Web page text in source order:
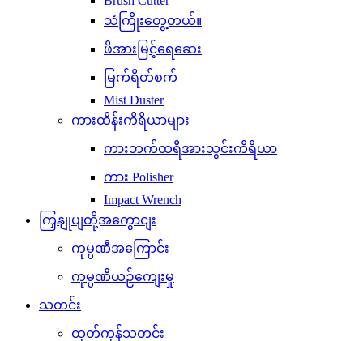
သံကြိုးတွေ့တယ်။
ဖိအားမြင့်ရေဆေး
မြက်ရိတ်စက်
Mist Duster
ကားထိန်းကိရိယာများ
ကားဘက်ထရီအားသွင်းကိရိယာ
ကား Polisher
Impact Wrench
ကြှနျုပျတို့အကွောငျး
ကုမ္ပဏီအကြောင်း
ကုမ္ပဏီယဉ်ကျေးမှု
သတင်း
ထုတ်ကုန်သတင်း